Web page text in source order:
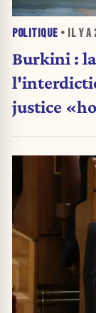
POLITIQUE • IL Y A
Burkini :
justice